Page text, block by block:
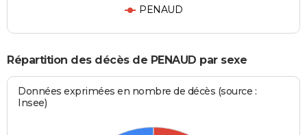
PENAUD
Répartition des décès de PENAUD par sexe
Données exprimées en nombre de décès (source :
Insee)